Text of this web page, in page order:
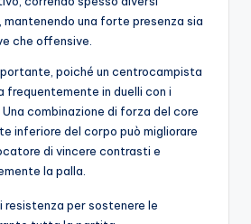
una forte presenza sia
che offensive.
poiché un centrocampista
frequentemente in duelli con i
combinazione di forza del core
inferiore del corpo può migliorare
di vincere contrasti e
la palla.
resistenza per sostenere le